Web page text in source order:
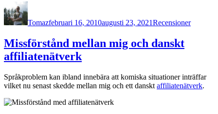
Författare
Tomazfebruari 16, 2010augusti 23, 2021Recensioner
Missförstånd mellan mig och danskt
affiliatenätverk
Språkproblem kan ibland innebära att komiska situationer inträffar
vilket nu senast skedde mellan mig och ett danskt affiliatenätverk.